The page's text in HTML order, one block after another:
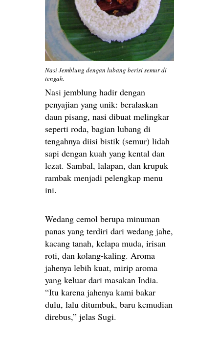
Nasi Jemblung dengan lubang berisi semur di
tengah.
Nasi jemblung hadir dengan
penyajian yang unik: beralaskan
daun pisang, nasi dibuat melingkar
seperti roda, bagian lubang di
tengahnya diisi bistik (semur) lidah
sapi dengan kuah yang kental dan
lezat. Sambal, lalapan, dan krupuk
rambak menjadi pelengkap menu
ini.
Wedang cemol berupa minuman
panas yang terdiri dari wedang jahe,
kacang tanah, kelapa muda, irisan
roti, dan kolang-kaling. Aroma
jahenya lebih kuat, mirip aroma
yang keluar dari masakan India.
“Itu karena jahenya kami bakar
dulu, lalu ditumbuk, baru kemudian
direbus,” jelas Sugi.